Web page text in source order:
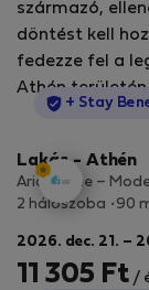
származó,
döntést kell
fedezze fel a
Athén
+ Stay
Lakás - Athén
Aria Home –
2 hálószoba
90
2026. dec. 21. –
11 305 Ft /